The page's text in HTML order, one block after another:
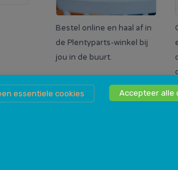
essentiele cookies Accepteer alle
Bestel online en haal af in
de Plentyparts-winkel bij
jou in de buurt.
Als je nog niet genoeg
steeds niet zeker bent